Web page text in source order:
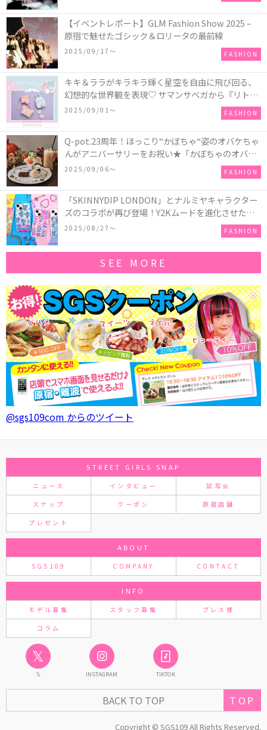
【イベントレポート】GLM Fashion Show 2025 –
原宿で魅せたゴシック＆ロリータの最前線
2025/09/17〜 FASHION
キキ＆ララがキラキラ輝く星空を自由に飛び回る、
幻想的な世界観を表現♡ サマンサベガから『リトル
ツインスターズ』50周年アニバーサリーイヤー』を
2025/09/01〜 FASHION
Q-pot.23周年！ほっこり“かぼちゃ“姿のオバケちゃ
んがアニバーサリーをお祝い★「かぼちゃのオバケ
ーキアクセサリー」が新発売！Q-pot CAFE.では
「かぼちゃのオバケーキプレート」も登場
2025/09/06〜 FASHION
「SKINNYDIP LONDON」とナルミヤキャラクター
ズのコラボが再び登場！Y2Kムードを進化させた新
作コレクションを発売♪
2025/08/27〜 FASHION
SEE MORE
@sgs109com からのツイート
STREET GIRLS SNAP
ニュース インタビュー 試写会
スナップ クーポン 原宿店舗
プレゼント
ABOUT
SGS109 COMPANY CONTACT
INFO
モデル募集 スタッフ募集 プレス様
コラム
𝕏
𝕏 INSTAGRAM TIKTOK
BACK TO TOP
Copyright © SGS109 All Rights Reserved.
TOP